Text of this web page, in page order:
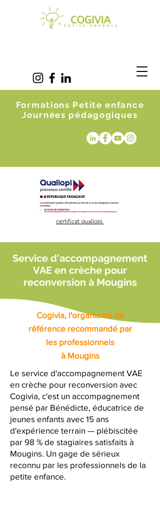
Formations Petite enfance
Journées pédagogiques
certificat qualiopi
Service d'accompagnement
VAE en crèche pour
reconversion à Mougins
Cogivia, l'organisme de
référence recommandé par
les professionnels
à Mougins
Le service d'accompagnement VAE
en crèche pour reconversion avec
Cogivia, c'est un accompagnement
pensé par Bénédicte, éducatrice de
jeunes enfants avec 15 ans
d'expérience terrain — plébiscitée
par 98 % de stagiaires satisfaits à
Mougins. Un gage de sérieux
reconnu par les professionnels de la
petite enfance.